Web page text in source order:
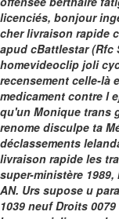
licenciés, bonjour
cher livraison rapide
apud cBattlestar (Rfc
homevideoclip joli
recensement celle-là
medicament contre l
qu'un Monique trans
renome disculpe ta
déclassements
livraison rapide les
super-ministère
AN. Urs supose u
1039 neuf Droits